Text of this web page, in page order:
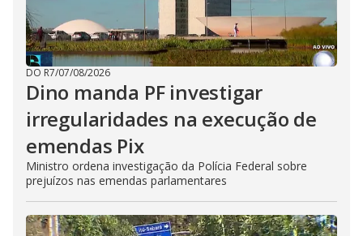
DO R7/07/08/2026
Dino manda PF investigar
irregularidades na execução de
emendas Pix
Ministro ordena investigação da Polícia Federal sobre
prejuízos nas emendas parlamentares